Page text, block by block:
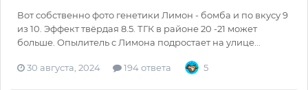
Вот собственно фото генетики Лимон - бомба и по вкусу 9
из 10. Эффект твёрдая 8.5. ТГК в районе 20 -21 может
больше. Опылитель с Лимона подростает на улице...
30 августа, 2024 194 ответа 5